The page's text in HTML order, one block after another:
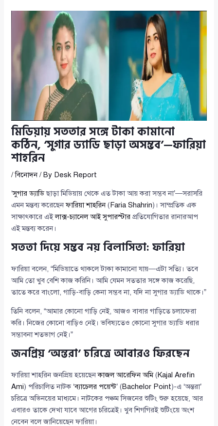
মিডিয়ায় সততার সঙ্গে টাকা কামানো
কঠিন, ‘সুগার ড্যাডি ছাড়া অসম্ভব’—ফারিয়া
শাহরিন
/বিনোদন/ By Desk Report
‘সুগার ড্যাডিছাড়া মিডিয়ায় থেকে এত টাকা আয় করা সম্ভব না’—সরাসরি
এমন মন্তব্য করেছেনফারিয়া শাহরিন(Faria Shahrin)। সাম্প্রতিক এক
সাক্ষাৎকারে এইলাক্স-চ্যানেল আই সুপারস্টার প্রতিযোগিতার রানারআপ
এই মন্তব্য করেন।
সততা দিয়ে সম্ভব নয় বিলাসিতা: ফারিয়া
ফারিয়া বলেন, “মিডিয়াতে থাকলে টাকা কামানো যায়—এটা সত্যি। তবে
আমি তো খুব বেশি কাজ করিনি। আমি যেমন সততার সঙ্গে কাজ করেছি,
তাতে করে বাংলো, গাড়ি-বাড়ি কেনা সম্ভব না, যদি না সুগার ড্যাডি থাকে।”
তিনি বলেন, “আমার কোনো গাড়ি নেই, আজও বাবার গাড়িতে চলাফেরা
করি। নিজের কোনো বাড়িও নেই। ভবিষ্যতেও কোনো সুগার ড্যাডি ধরার
সম্ভাবনা শতভাগ নেই।”
জনপ্রিয় ‘অন্তরা’ চরিত্রে আবারও ফিরছেন
ফারিয়া শাহরিন জনপ্রিয় হয়েছেনকাজল আরেফিন অমি(Kajal Arefin
Ami) পরিচালিত নাটক ‘ব্যাচেলর পয়েন্ট’ (Bachelor Point)-এ ‘অন্তরা’
চরিত্রে অভিনয়ের মাধ্যমে। নাটকের পঞ্চম সিজনের শুটিং শুরু হয়েছে, আর
এবারও তাকে দেখা যাবে আগের চরিত্রেই। খুব শিগগিরই শুটিংয়ে অংশ
নেবেন বলে জানিয়েছেন ফারিয়া।